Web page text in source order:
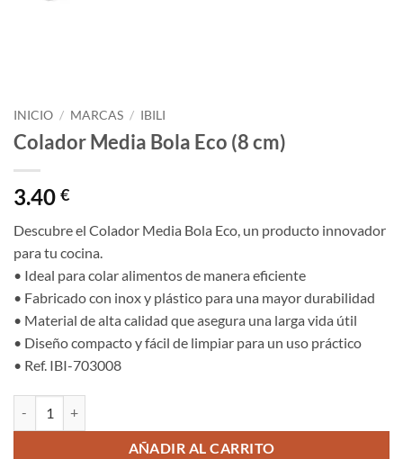
INICIO / MARCAS / IBILI
Colador Media Bola Eco (8 cm)
3.40 €
Descubre el Colador Media Bola Eco, un producto innovador
para tu cocina.
• Ideal para colar alimentos de manera eficiente
• Fabricado con inox y plástico para una mayor durabilidad
• Material de alta calidad que asegura una larga vida útil
• Diseño compacto y fácil de limpiar para un uso práctico
• Ref. IBI-703008
AÑADIR AL CARRITO